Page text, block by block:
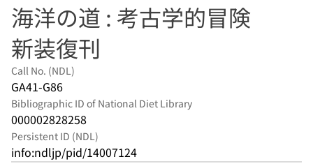
海洋の道 : 考古学的冒険
新装復刊
Call No. (NDL)
GA41-G86
Bibliographic ID of National Diet Library
000002828258
Persistent ID (NDL)
info:ndljp/pid/14007124